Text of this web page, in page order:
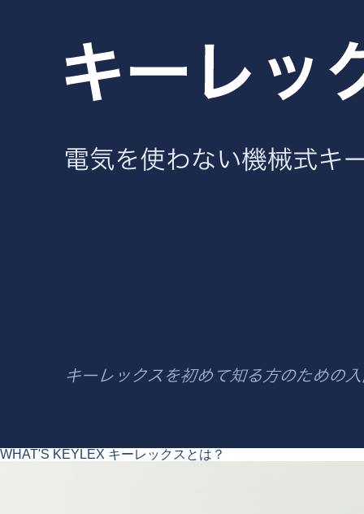
WHAT'S KEYLEX キーレックスとは？